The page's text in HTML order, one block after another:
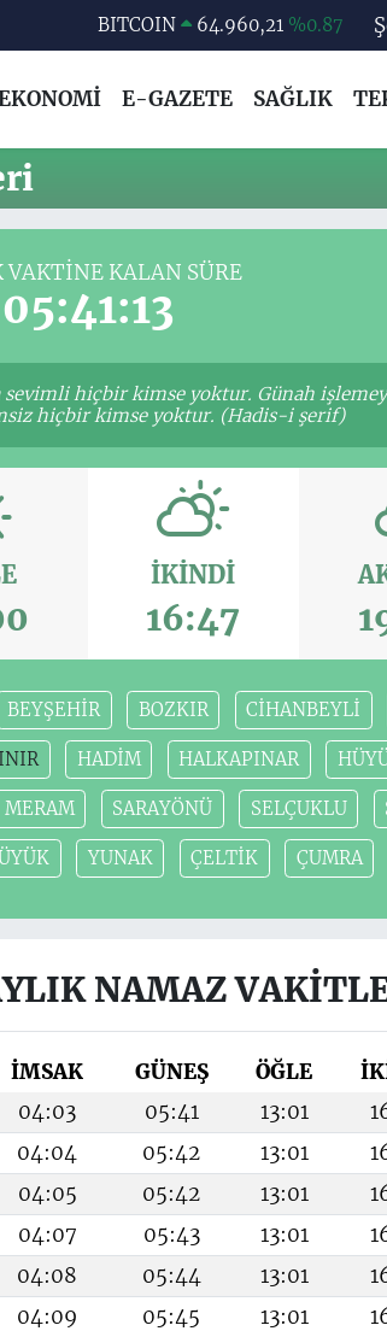
BITCOIN 64.960,21 %0.87
EURO
55,2510 %0.32
STERLİN
64,4811 %0.38
E-GAZETE SAĞLIK
VAKTINE KALAN SÜRE
05:41:12
hiçbir kimse yoktur. Günah
hiçbir kimse yoktur. (Hadis-i şerif)
İKINDI
16:47
BEYŞEHİR BOZKIR CİHANBEYLİ
HADİM HALKAPINAR
MERAM SARAYÖNÜ SELÇUKLU
YUNAK ÇELTİK ÇUMRA
NAMAZ
İMSAK GÜNEŞ ÖĞLE
04:03 05:41 13:01
04:04 05:42 13:01
04:05 05:42 13:01
04:07 05:43 13:01
04:08 05:44 13:01
04:09 05:45 13:01